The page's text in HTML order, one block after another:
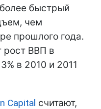
быстрый
чем
прошлого года.
рост ВВП в
в 2010 и 2011
Capital считают,